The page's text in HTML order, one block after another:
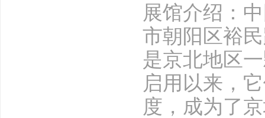
展馆介绍：
市朝阳区裕
是京北地区
启用以来，
度，成为了